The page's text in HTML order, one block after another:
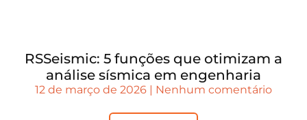
RSSeismic: 5 funções que otimizam a
análise sísmica em engenharia
12 de março de 2026 Nenhum comentário